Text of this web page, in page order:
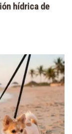
hídrica de